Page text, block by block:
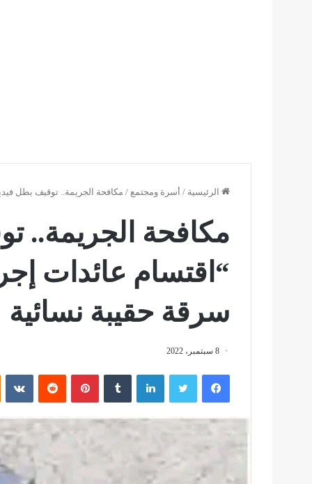
الرئيسية / أسرة ومجتمع / مكافحة الجريمة.. توقيف بطل
مكافحة الجريمة..
“اقتسام عائدات
سرقة حقيبة نسائية
8 سبتمبر، 2022
فيسبوك تويتر لينكدإن بينتيريست